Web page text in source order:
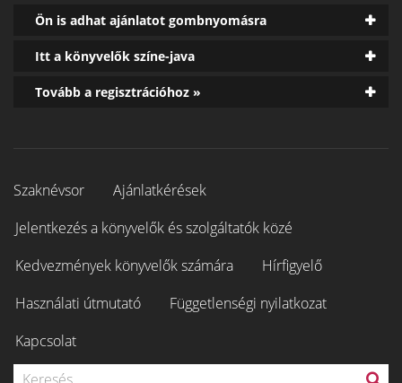
Ön is adhat ajánlatot gombnyomásra
Itt a könyvelők színe-java
Tovább a regisztrációhoz »
Szaknévsor
Ajánlatkérések
Jelentkezés a könyvelők és szolgáltatók közé
Kedvezmények könyvelők számára
Hírfigyelő
Használati útmutató
Függetlenségi nyilatkozat
Kapcsolat